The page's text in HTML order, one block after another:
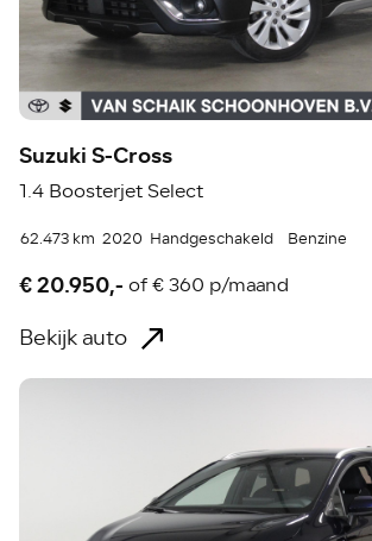
Suzuki S-Cross
1.4 Boosterjet Select
62.473 km 2020 Handgeschakeld Benzine
€ 20.950,- of€ 360 p/maand
Bekijk auto